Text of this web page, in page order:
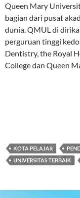
Queen Mary
bagian dari pusat
dunia. QMUL di
perguruan tinggi
Dentistry, the Royal
College dan Queen
KOTA PELAJAR
UNIVERSITAS TERBAIK